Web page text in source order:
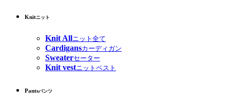
Knitニット
Knit Allニット全て
Cardigansカーディガン
Sweaterセーター
Knit vestニットベスト
Pantsパンツ